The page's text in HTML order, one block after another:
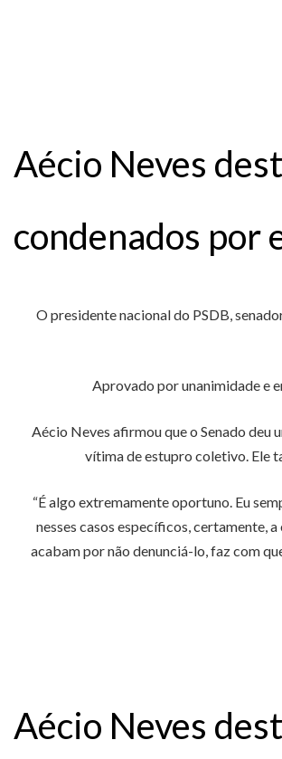
Aécio Neves
condenados por
O presidente nacional do PSDB,
Aprovado por unanimidade e
Aécio Neves afirmou que o Senado deu
vítima de estupro coletivo. Ele
“É algo extremamente oportuno. Eu
nesses casos específicos, certamente,
acabam por não denunciá-lo, faz com
Aécio Neves